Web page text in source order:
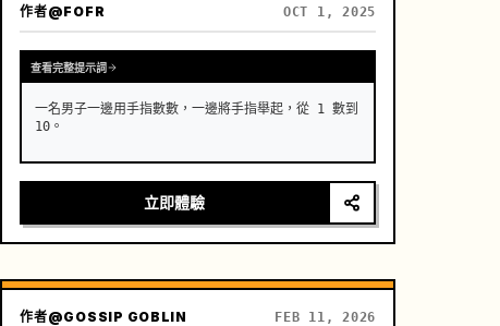
作者@FOFR OCT 1, 2025
查看完整提示詞
一名男子一邊用手指數數，一邊將手指舉起，從 1 數到
10。
立即體驗
作者@GOSSIP GOBLIN FEB 11, 2026